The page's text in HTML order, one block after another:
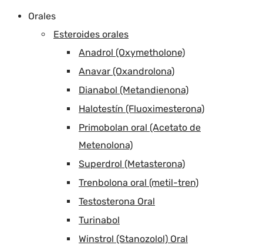
Orales
Esteroides orales
Anadrol (Oxymetholone)
Anavar (Oxandrolona)
Dianabol (Metandienona)
Halotestín (Fluoximesterona)
Primobolan oral (Acetato de
Metenolona)
Superdrol (Metasterona)
Trenbolona oral (metil-tren)
Testosterona Oral
Turinabol
Winstrol (Stanozolol) Oral